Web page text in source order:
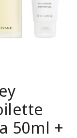
50ml +